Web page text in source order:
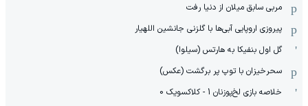
مربی سابق میلان از دنیا رفت
پیروزی اروپایی آبی‌ها با گلزنی جانشین اللهیار
گل اول بنفیکا به هارتس (سیلوا)
سحرخیزان با توپ پر برگشت (عکس)
خلاصه بازی لخ‌پوزنان 1 - کلاکسویک 0